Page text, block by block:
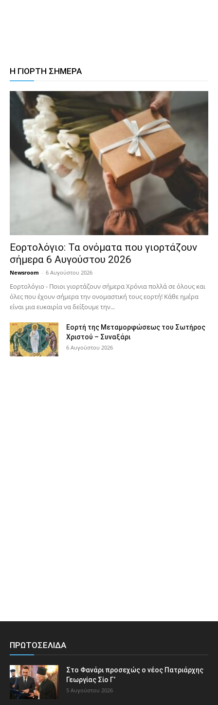
Η ΓΙΟΡΤΗ ΣΗΜΕΡΑ
Εορτολόγιο: Τα ονόματα που γιορτάζουν
σήμερα 6 Αυγούστου 2026
Newsroom - 6 Αυγούστου 2026
Εορτολόγιο - Ποιοι γιορτάζουν σήμερα Χρόνια πολλά σε όλους και
όλες που έχουν σήμερα την ονομαστική τους εορτή! Κάθε ημέρα
είναι μια ευκαιρία να δείξουμε την...
Εορτή της Μεταμορφώσεως του Σωτήρος
Χριστού – Συναξάρι
6 Αυγούστου 2026
ΠΡΩΤΟΣΕΛΙΔΑ
Στο Φανάρι προσεχώς ο νέος Πατριάρχης
Γεωργίας Σίο Γ’
5 Αυγούστου 2026